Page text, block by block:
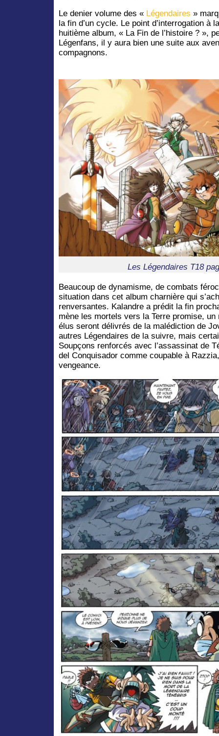
Le denier volume des « Légendaires »
la fin d’un cycle. Le point d’interrogation à
huitième album, « La Fin de l’histoire ? »,
Légenfans, il y aura bien une suite aux
compagnons.
Les Légendaires T18
Beaucoup de dynamisme, de combats
situation dans cet album charnière qui
renversantes. Kalandre a prédit la fin
mène les mortels vers la Terre promise, un
élus seront délivrés de la malédiction de
autres Légendaires de la suivre, mais
Soupçons renforcés avec l’assassinat de
del Conquisador comme coupable à
vengeance.